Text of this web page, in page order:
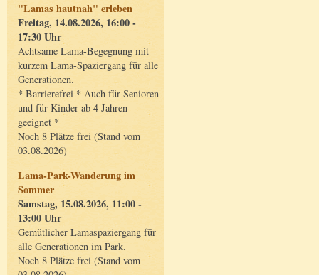
"Lamas hautnah" erleben
Freitag, 14.08.2026, 16:00 -
17:30 Uhr
Achtsame Lama-Begegnung mit
kurzem Lama-Spaziergang für alle
Generationen.
* Barrierefrei * Auch für Senioren
und für Kinder ab 4 Jahren
geeignet *
Noch 8 Plätze frei (Stand vom
03.08.2026)
Lama-Park-Wanderung im
Sommer
Samstag, 15.08.2026, 11:00 -
13:00 Uhr
Gemütlicher Lamaspaziergang für
alle Generationen im Park.
Noch 8 Plätze frei (Stand vom